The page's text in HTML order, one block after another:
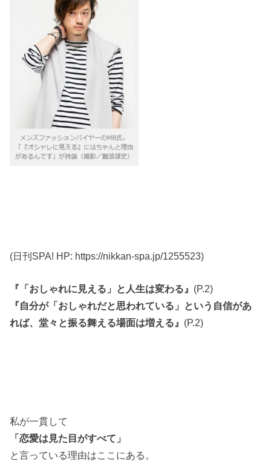
(日刊SPA! HP: https://nikkan-spa.jp/1255523)
『「おしゃれに見える」と人生は変わる』 (P.2)
『自分が「おしゃれだと思われている」という自信があ
れば、堂々と振る舞える場面は増える』 (P.2)
私が一貫して
「恋愛は見た目がすべて」
と言っている理由はここにある。